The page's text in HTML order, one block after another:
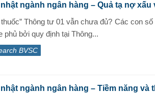
ngành ngân hàng – Quả tạ nợ
thuốc” Thông tư 01 vẫn chưa đủ? Các con
phủ bởi quy định tại Thông...
BVSC
ngành ngân hàng – Tiềm năng